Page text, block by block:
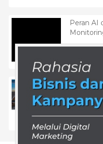
Peran AI
Wisata
Wisata